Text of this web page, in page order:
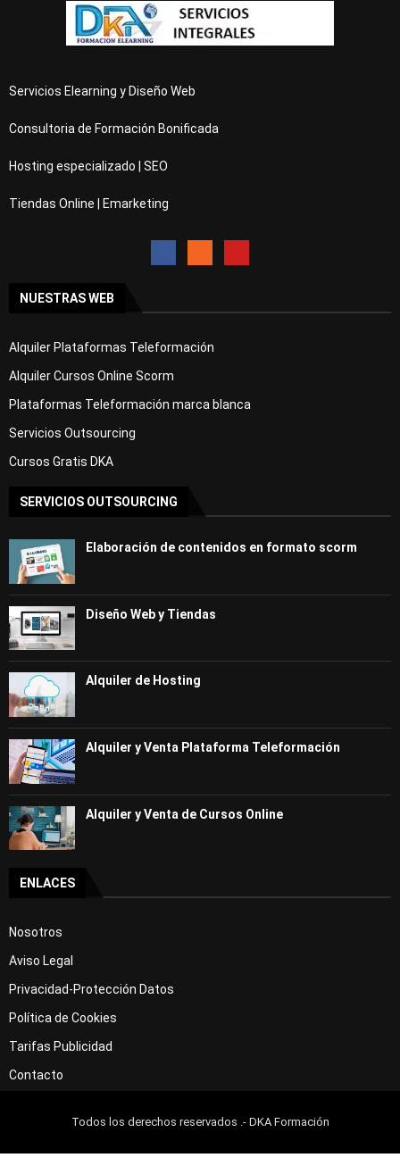
Servicios Elearning y Diseño Web
Consultoria de Formación Bonificada
Hosting especializado | SEO
Tiendas Online | Emarketing
NUESTRAS WEB
Alquiler Plataformas Teleformación
Alquiler Cursos Online Scorm
Plataformas Teleformación marca blanca
Servicios Outsourcing
Cursos Gratis DKA
SERVICIOS OUTSOURCING
Elaboración de contenidos en formato scorm
Diseño Web y Tiendas
Alquiler de Hosting
Alquiler y Venta Plataforma Teleformación
Alquiler y Venta de Cursos Online
ENLACES
Nosotros
Aviso Legal
Privacidad-Protección Datos
Política de Cookies
Tarifas Publicidad
Contacto
Todos los derechos reservados .- DKA Formación